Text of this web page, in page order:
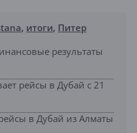
, итоги, Питер
результаты
рейсы в Дубай с 21
в Дубай из Алматы